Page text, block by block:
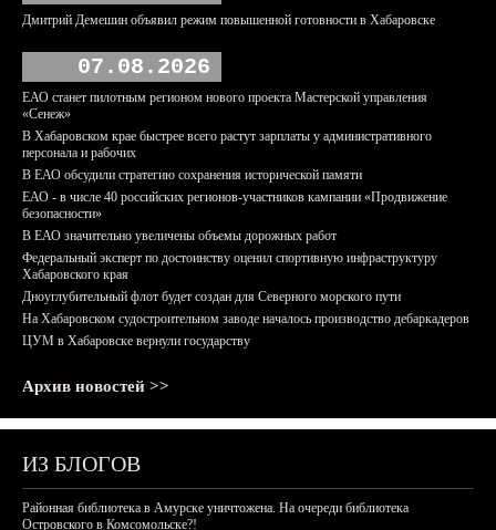
Дмитрий Демешин объявил режим повышенной готовности в Хабаровске
07.08.2026
ЕАО станет пилотным регионом нового проекта Мастерской управления
«Сенеж»
В Хабаровском крае быстрее всего растут зарплаты у административного
персонала и рабочих
В ЕАО обсудили стратегию сохранения исторической памяти
ЕАО - в числе 40 российских регионов-участников кампании «Продвижение
безопасности»
В ЕАО значительно увеличены объемы дорожных работ
Федеральный эксперт по достоинству оценил спортивную инфраструктуру
Хабаровского края
Дноуглубительный флот будет создан для Северного морского пути
На Хабаровском судостроительном заводе началось производство дебаркадеров
ЦУМ в Хабаровске вернули государству
Архив новостей >>
ИЗ БЛОГОВ
Районная библиотека в Амурске уничтожена. На очереди библиотека
Островского в Комсомольске?!